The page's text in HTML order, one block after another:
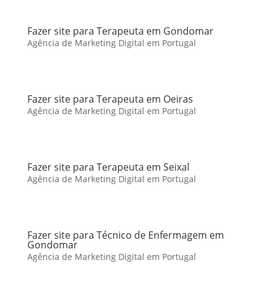
Fazer site para Terapeuta em Gondomar
Agência de Marketing Digital em Portugal
Fazer site para Terapeuta em Oeiras
Agência de Marketing Digital em Portugal
Fazer site para Terapeuta em Seixal
Agência de Marketing Digital em Portugal
Fazer site para Técnico de Enfermagem em
Gondomar
Agência de Marketing Digital em Portugal